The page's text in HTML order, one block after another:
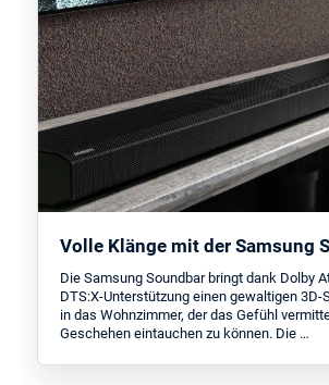
Volle Klänge mit der Samsung
Die Samsung Soundbar bringt dank Dolby
DTS:X-Unterstützung einen gewaltigen 3D-
in das Wohnzimmer, der das Gefühl
Geschehen eintauchen zu können. Die …